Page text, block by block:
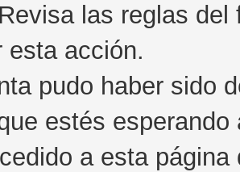
las reglas
esta acción.
pudo haber sido
estés esperando
a esta